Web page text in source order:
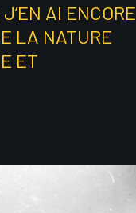
AI ENCORE
LA NATURE
ET